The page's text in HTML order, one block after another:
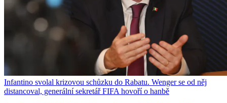
Infantino svolal krizovou schůzku do Rabatu. Wenger se od něj
distancoval, generální sekretář FIFA hovoří o hanbě